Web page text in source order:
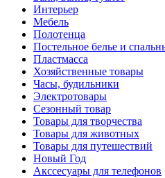
Интерьер
Мебель
Полотенца
Постельное белье и
Пластмасса
Хозяйственные товары
Часы, будильники
Электротовары
Сезонный товар
Товары для творчества
Товары для животных
Товары для путешествий
Новый Год
Акссесуары для телефонов